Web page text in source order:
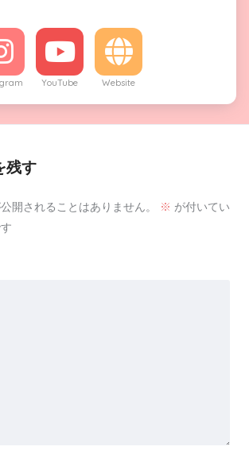
YouTube Website
残す
開されることはありません。 ※ が付いてい